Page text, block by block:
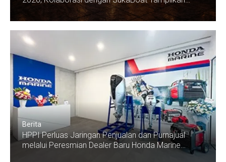
Karya Kapal Warga Binaan Lapas Sukamiskin
Berita
HPPI Perluas Jaringan Penjualan dan Purnajual
melalui Peresmian Dealer Baru Honda Marine